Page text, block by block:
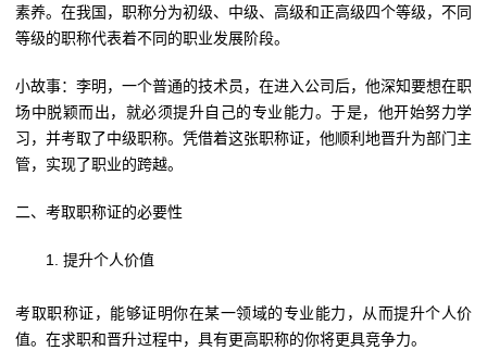
素养。在我国，职称分为初级、中级、高级和正高级四个等级，不同
等级的职称代表着不同的职业发展阶段。
小故事：李明，一个普通的技术员，在进入公司后，他深知要想在职
场中脱颖而出，就必须提升自己的专业能力。于是，他开始努力学
习，并考取了中级职称。凭借着这张职称证，他顺利地晋升为部门主
管，实现了职业的跨越。
二、考取职称证的必要性
提升个人价值
考取职称证，能够证明你在某一领域的专业能力，从而提升个人价
值。在求职和晋升过程中，具有更高职称的你将更具竞争力。